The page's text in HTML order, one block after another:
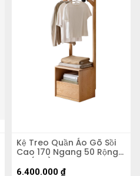
Kệ Treo Quần Áo Gõ Sồi
Cao 170 Ngang 50 Rộng
40 (cm)
6.400.000 ₫